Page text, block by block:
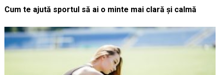
Cum te ajută sportul să ai o minte mai clară și calmă